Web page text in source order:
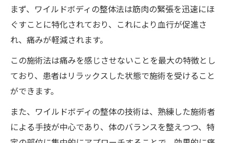
まず、ワイルドボディの整体法は筋肉の緊張を迅速にほ
ぐすことに特化されており、これにより血行が促進さ
れ、痛みが軽減されます。
この施術法は痛みを感じさせないことを最大の特徴とし
ており、患者はリラックスした状態で施術を受けること
ができます。
また、ワイルドボディの整体の技術は、熟練した施術者
による手技が中心であり、体のバランスを整えつつ、特